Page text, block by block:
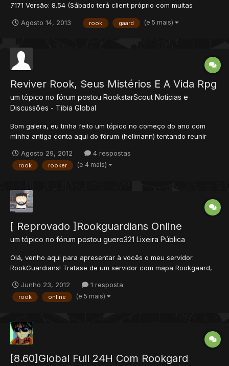
7171 Versão: 8.54 (Sábado terá client próprio com muitas
http://tibiaclient.com/?os=windows&file=tibia854.exe Download
Agosto 14, 2013 rook gaard (e 5 mais)
Reviver Rook, Seus Mistérios E A Vida Rpg
um tópico no fórum postou RookstarScout Notícias e
Discussões - Tibia Global
Bom galera, eu tinha feito um tópico no começo do ano com
minha antiga conta aqui do fórum (hellmann) tentando reunir
explorar esta ilhazinha tentando reviver num sentimento de
nostalgia o RPG vivenciado pela maioria nos tempos antigos do
Agosto 29, 2012 4 respostas
rook rooker (e 4 mais)
[ Reprovado ]Rookguardians Online
um tópico no fórum postou guero321 Lixeira Pública
Olá, venho aqui para apresentar à vocês o meu servidor.
RookGuardians! Tratase de um servidor com mapa Rookgaard,
Forum: rookguardians.rpgdynasty.com IP:
rookguardians.servegame.com Versão: 9.44 Uptime: 24hs por
Junho 23, 2012 1 resposta
rook online (e 5 mais)
[8.60]Global Full 24H Com Rookgard